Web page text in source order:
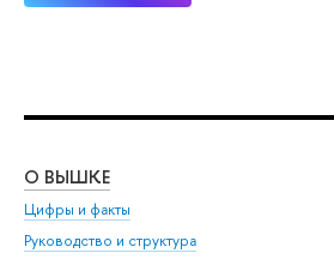
О ВЫШКЕ
Цифры и факты
Руководство и структура